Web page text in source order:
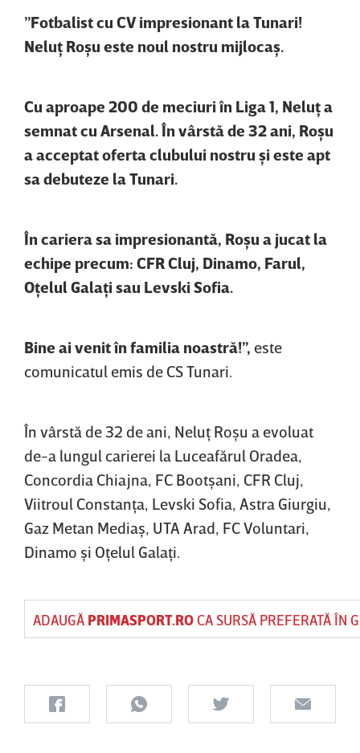
”Fotbalist cu CV impresionant la Tunari!
Neluţ Roşu este noul nostru mijlocaş.
Cu aproape 200 de meciuri în Liga 1, Neluţ a
semnat cu Arsenal. În vârstă de 32 ani, Roşu
a acceptat oferta clubului nostru şi este apt
sa debuteze la Tunari.
În cariera sa impresionantă, Roşu a jucat la
echipe precum: CFR Cluj, Dinamo, Farul,
Oţelul Galaţi sau Levski Sofia.
Bine ai venit în familia noastră!”, este
comunicatul emis de CS Tunari.
În vârstă de 32 de ani, Neluţ Roşu a evoluat
de-a lungul carierei la Luceafărul Oradea,
Concordia Chiajna, FC Bootşani, CFR Cluj,
Viitroul Constanţa, Levski Sofia, Astra Giurgiu,
Gaz Metan Mediaş, UTA Arad, FC Voluntari,
Dinamo şi Oţelul Galaţi.
ADAUGĂ PRIMASPORT.ROCA SURSĂ PREFERATĂ ÎN